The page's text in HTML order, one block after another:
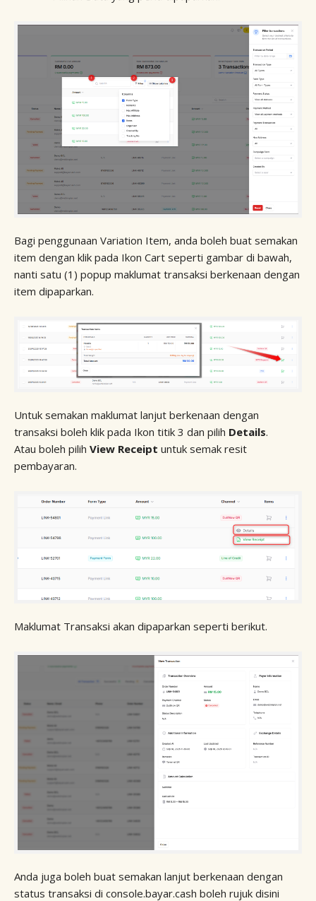
Bagi penggunaan Variation Item, anda boleh buat semakan
item dengan klik pada Ikon Cart seperti gambar di bawah,
nanti satu (1) popup maklumat transaksi berkenaan dengan
item dipaparkan.
Untuk semakan maklumat lanjut berkenaan dengan
transaksi boleh klik pada Ikon titik 3 dan pilih Details.
Atau boleh pilih View Receipt untuk semak resit
pembayaran.
Maklumat Transaksi akan dipaparkan seperti berikut.
Anda juga boleh buat semakan lanjut berkenaan dengan
status transaksi di console.bayar.cash boleh rujuk disini